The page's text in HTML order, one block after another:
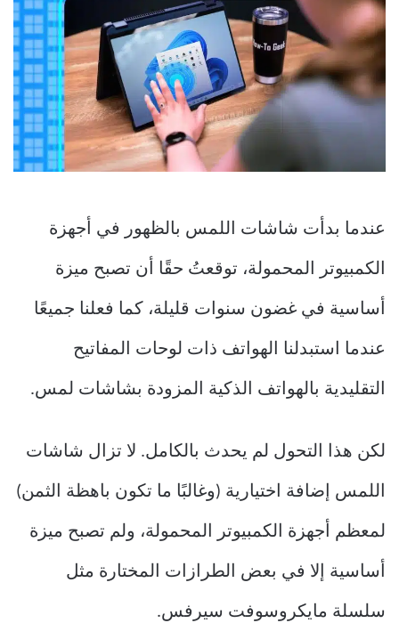
عندما بدأت شاشات اللمس بالظهور في أجهزة
الكمبيوتر المحمولة، توقعتُ حقًا أن تصبح ميزة
أساسية في غضون سنوات قليلة، كما فعلنا جميعًا
عندما استبدلنا الهواتف ذات لوحات المفاتيح
التقليدية بالهواتف الذكية المزودة بشاشات لمس.
لكن هذا التحول لم يحدث بالكامل. لا تزال شاشات
اللمس إضافة اختيارية (وغالبًا ما تكون باهظة الثمن)
لمعظم أجهزة الكمبيوتر المحمولة، ولم تصبح ميزة
أساسية إلا في بعض الطرازات المختارة مثل
سلسلة مايكروسوفت سيرفس.